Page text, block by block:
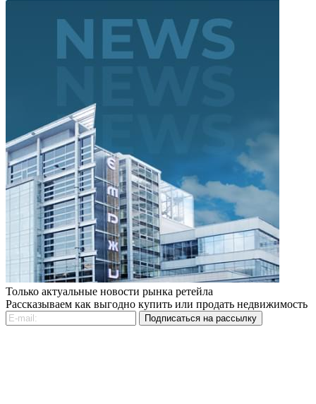
Только актуальные новости рынка ретейла
Рассказываем как выгодно купить или продать недвижимость